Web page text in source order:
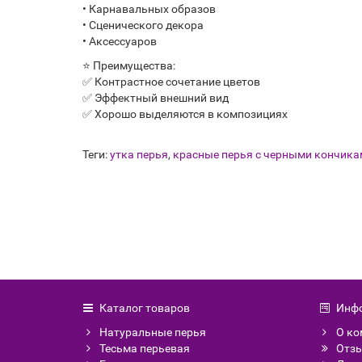
• Карнавальных образов
• Сценического декора
• Аксессуаров
⭐ Преимущества:
✅ Контрастное сочетание цветов
✅ Эффектный внешний вид
✅ Хорошо выделяются в композициях
Теги:утка перья, красные перья с черными
Каталог товаров
Натуральные перья
Тесьма перьевая
О